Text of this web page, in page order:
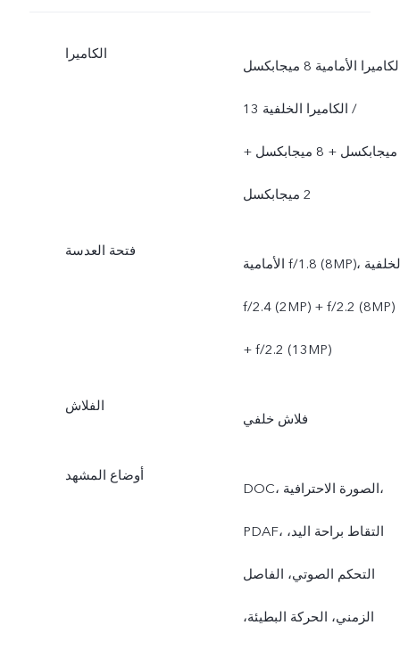
الكاميرا
الكاميرا الأمامية 8 ميجابكسل
/ الكاميرا الخلفية 13
ميجابكسل + 8 ميجابكسل +
2 ميجابكسل
فتحة العدسة
الأمامية f/1.8 (8MP)، الخلفية
f/2.4 (2MP) + f/2.2 (8MP)
+ f/2.2 (13MP)
الفلاش
فلاش خلفي
أوضاع المشهد
DOC، الصورة الاحترافية،
PDAF، التقاط براحة اليد،
التحكم الصوتي، الفاصل
الزمني، الحركة البطيئة،